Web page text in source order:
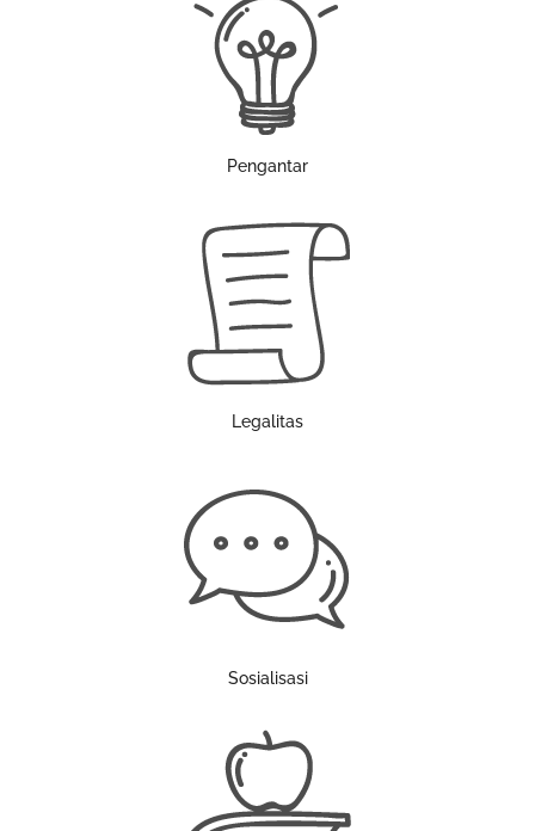
Pengantar
Legalitas
Sosialisasi